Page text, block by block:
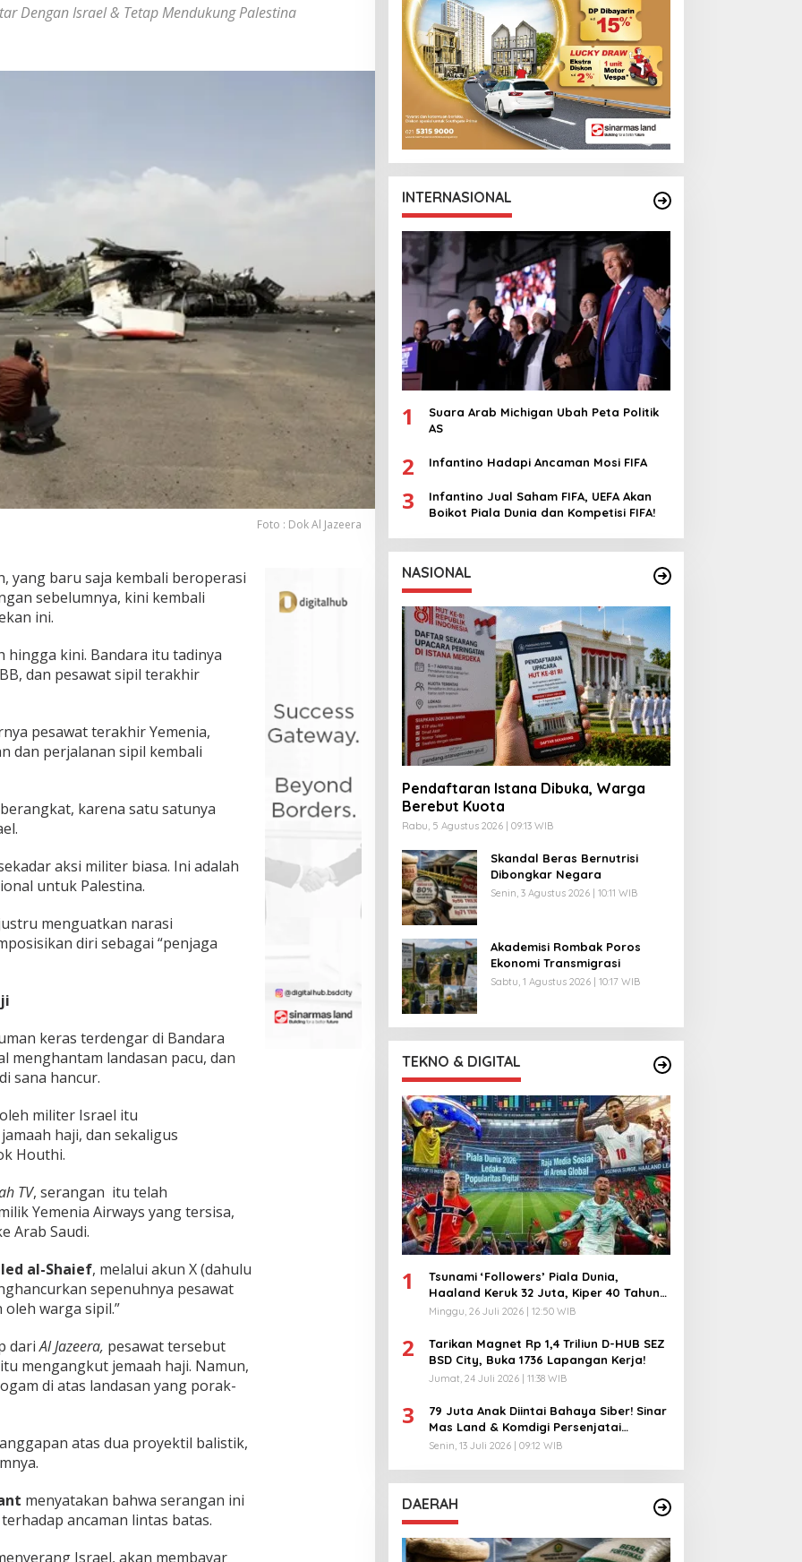
Dengan Israel & Tetap Mendukung Palestina
Foto : Dok Al Jazeera
yang baru saja kembali beroperasi
sebelumnya, kini kembali
ini.
hingga kini. Bandara itu tadinya
dan pesawat sipil terakhir
pesawat terakhir Yemenia,
dan perjalanan sipil kembali
karena satu satunya
aksi militer biasa. Ini adalah
untuk Palestina.
menguatkan narasi
diri sebagai “penjaga
keras terdengar di Bandara
menghantam landasan pacu, dan
sana hancur.
militer Israel itu
haji, dan sekaligus
Houthi.
TV, serangan itu telah
Yemenia Airways yang tersisa,
Arab Saudi.
al-Shaief, melalui akun X (dahulu
sepenuhnya pesawat
warga sipil.”
dariAl Jazeera, pesawat tersebut
mengangkut jemaah haji. Namun,
di atas landasan yang porak-
atas dua proyektil balistik,
menyatakan bahwa serangan ini
ancaman lintas batas.
Israel, akan membayar
INTERNASIONAL
1
Suara Arab Michigan Ubah Peta Politik
AS
2 Infantino Hadapi Ancaman Mosi FIFA
3
Infantino Jual Saham FIFA, UEFA Akan
Boikot Piala Dunia dan Kompetisi FIFA!
NASIONAL
Pendaftaran Istana Dibuka, Warga
Berebut Kuota
Rabu, 5 Agustus 2026 | 09:13 WIB
Skandal Beras Bernutrisi
Dibongkar Negara
Senin, 3 Agustus 2026 | 10:11 WIB
Akademisi Rombak Poros
Ekonomi Transmigrasi
Sabtu, 1 Agustus 2026 | 10:17 WIB
TEKNO & DIGITAL
1
Tsunami ‘Followers’ Piala Dunia,
Haaland Keruk 32 Juta, Kiper 40 Tahun
Bikin Geger!
Minggu, 26 Juli 2026 | 12:50 WIB
2
Tarikan Magnet Rp 1,4 Triliun D-HUB SEZ
BSD City, Buka 1736 Lapangan Kerja!
Jumat, 24 Juli 2026 | 11:38 WIB
3
79 Juta Anak Diintai Bahaya Siber! Sinar
Mas Land & Komdigi Persenjatai
Ratusan Guru!
Senin, 13 Juli 2026 | 09:12 WIB
DAERAH